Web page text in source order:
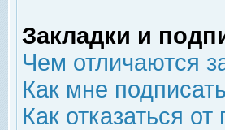
Закладки и
Чем отличаются
Как мне
Как отказаться от